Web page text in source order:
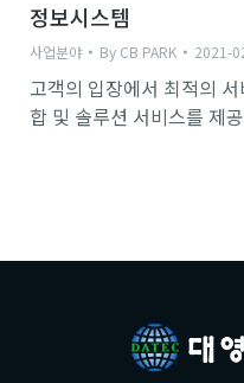
정보시스템
사업분야 By CB PARK 2021-
고객의 입장에서 최적의
합 및 솔루션 서비스를 제